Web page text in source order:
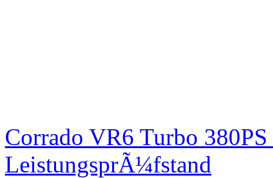
Corrado VR6 Turbo
LeistungsprÃ¼fstand